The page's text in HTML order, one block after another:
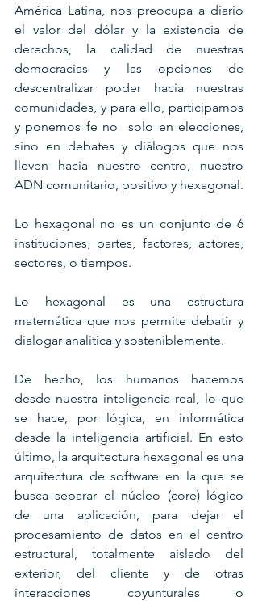
América Latina, nos preocupa a diario
el valor del dólar y la existencia de
derechos, la calidad de nuestras
democracias y las opciones de
descentralizar poder hacia nuestras
comunidades, y para ello, participamos
y ponemos fe no  solo en elecciones,
sino en debates y diálogos que nos
lleven hacia nuestro centro, nuestro
ADN comunitario, positivo y hexagonal.
Lo hexagonal no es un conjunto de 6
instituciones, partes, factores, actores,
sectores, o tiempos.
Lo hexagonal es una estructura
matemática que nos permite debatir y
dialogar analítica y sosteniblemente.
De hecho, los humanos hacemos
desde nuestra inteligencia real, lo que
se hace, por lógica, en informática
desde la inteligencia artificial. En esto
último, la arquitectura hexagonal es una
arquitectura de software en la que se
busca separar el núcleo (core) lógico
de una aplicación, para dejar el
procesamiento de datos en el centro
estructural, totalmente aislado del
exterior, del cliente y de otras
interacciones coyunturales o